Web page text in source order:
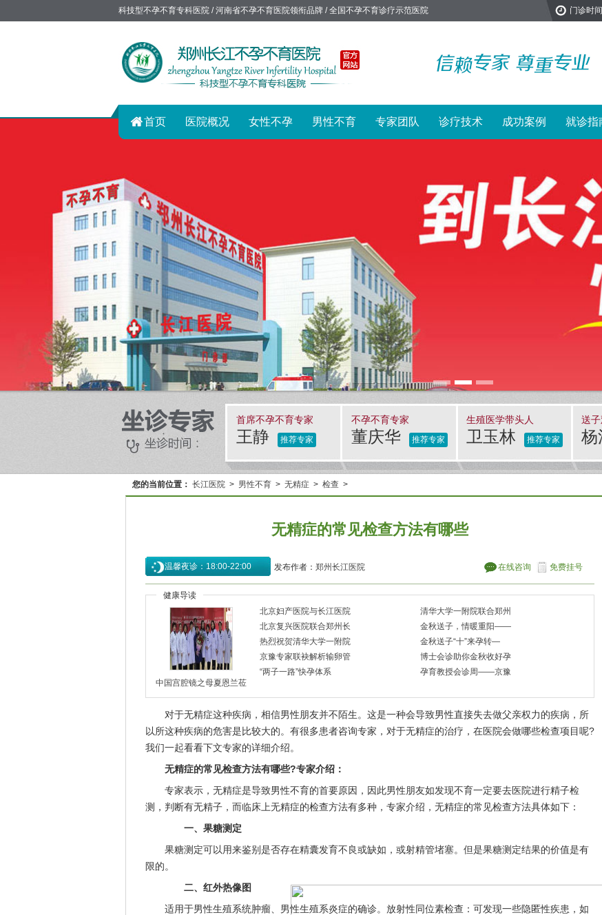
科技型不孕不育专科医院 / 河南省不孕不育医院领衔品牌 / 全国不孕不育诊疗示范医院 门诊时
首页 医院概况 女性不孕 男性不育 专家团队 诊疗技术 成功案例 就诊指
首席不孕不育专家
王静 推荐专家
不孕不育专家
董庆华 推荐专家
生殖医学带头人
卫玉林 推荐专家
送
杨
您的当前位置： 长江医院 > 男性不育 > 无精症 > 检查 >
无精症的常见检查方法有哪些
温馨夜诊：18:00-22:00 发布作者： 郑州长江医院 在线咨询 免费挂号
健康导读
中国宫腔镜之母夏恩兰莅
北京妇产医院与长江医院
清华大学一附院联合郑州
北京复兴医院联合郑州长
金秋送子，情暖重阳——
热烈祝贺清华大学一附院
金秋送子“十”来孕转—
京豫专家联袂解析输卵管
博士会诊助你金秋收好孕
“两子一路”快孕体系
孕育教授会诊周——京豫
对于无精症这种疾病，相信男性朋友并不陌生。这是一种会导致男性直接失去做父亲权力的疾病，所
以所这种疾病的危害是比较大的。有很多患者咨询专家，对于无精症的治疗，在医院会做哪些检查项目呢?
我们一起看看下文专家的详细介绍。
无精症的常见检查方法有哪些?专家介绍：
专家表示，无精症是导致男性不育的首要原因，因此男性朋友如发现不育一定要去医院进行精子检
测，判断有无精子，而临床上无精症的检查方法有多种，专家介绍，无精症的常见检查方法具体如下：
一、果糖测定
果糖测定可以用来鉴别是否存在精囊发育不良或缺如，或射精管堵塞。但是果糖测定结果的价值是有
限的。
二、红外热像图
适用于男性生殖系统肿瘤、男性生殖系炎症的确诊。放射性同位素检查：可发现一些隐匿性疾患，如